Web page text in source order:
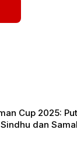
Cup 2025:
dan